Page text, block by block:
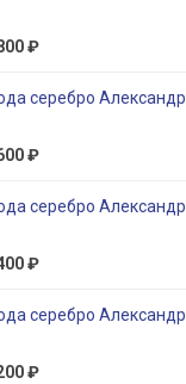
₽
серебро Александр I
₽
серебро Александр I
₽
серебро Александр I
₽